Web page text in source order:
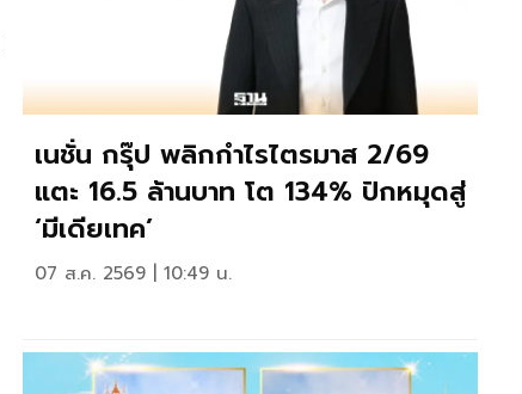
เนชั่น กรุ๊ป พลิกกำไรไตรมาส 2/69
แตะ 16.5 ล้านบาท โต 134% ปักหมุดสู่
‘มีเดียเทค’
07 ส.ค. 2569 | 10:49 น.